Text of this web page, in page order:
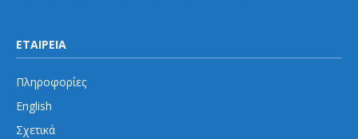
ΕΤΑΙΡΕΙΑ
Πληροφορίες
English
Σχετικά